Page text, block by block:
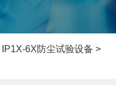
IP1X-6X防尘试验设备 >